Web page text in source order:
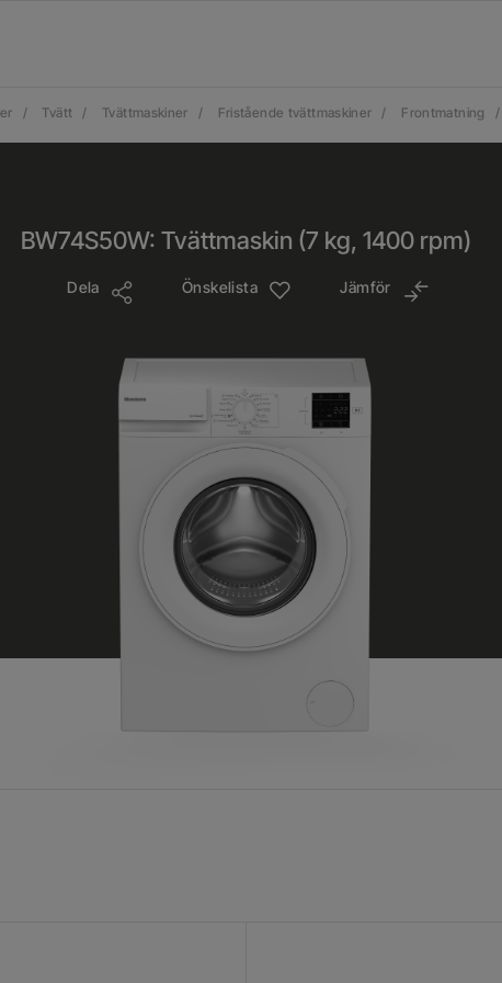
/ Tvätt / Tvättmaskiner / Fristående tvättmaskiner / Frontmatning /
BW74S50W: Tvättmaskin (7 kg, 1400 rpm)
Dela Önskelista Jämför